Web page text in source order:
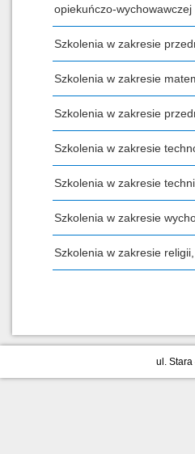
opiekuńczo-wychowawczej
Szkolenia w zakresie
Szkolenia w zakresie
Szkolenia w zakresie
Szkolenia w zakresie
Szkolenia w zakresie
Szkolenia w zakresie
Szkolenia w zakresie
ul.